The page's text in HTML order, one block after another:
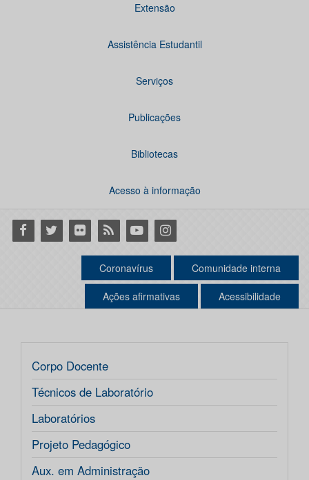
Extensão
Assistência Estudantil
Serviços
Publicações
Bibliotecas
Acesso à informação
Facebook
Twitter Flickr RSS YoutubeInstagram
Coronavírus Comunidade interna
Ações afirmativas Acessibilidade
Corpo Docente
Técnicos de Laboratório
Laboratórios
Projeto Pedagógico
Aux. em Administração